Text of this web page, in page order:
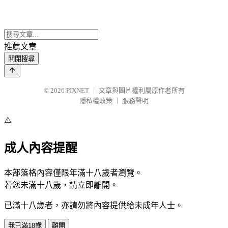
推薦文章
關閉搜尋
© 2026 PIXNET
文章與圖片權利屬原作者所有
隱私權政策
服務聲明
⚠️
成人內容提醒
本部落格內容僅限年滿十八歲者瀏覽。
若您未滿十八歲，請立即離開。
已滿十八歲者，亦請勿將內容提供給未成年人士。
我已滿18歲 離開